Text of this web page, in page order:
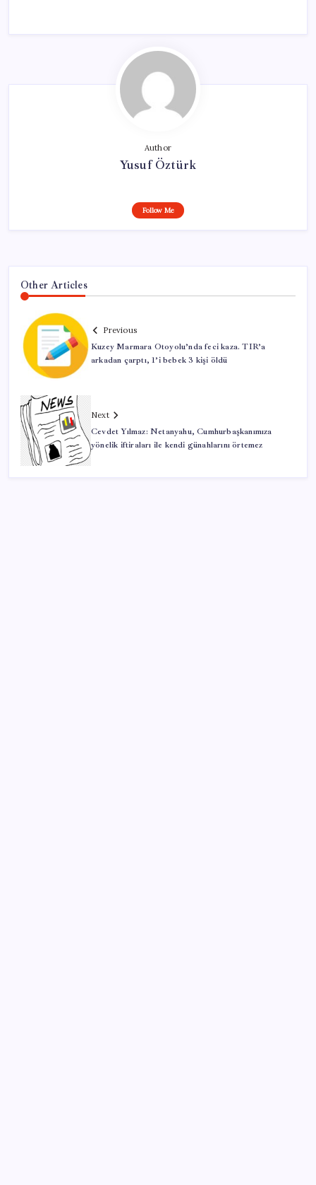
Author
Yusuf Öztürk
Follow Me
Other Articles
Previous
Kuzey Marmara Otoyolu’nda feci kaza. TIR’a
arkadan çarptı, 1’i bebek 3 kişi öldü
Next
Cevdet Yılmaz: Netanyahu, Cumhurbaşkanımıza
yönelik iftiraları ile kendi günahlarını örtemez